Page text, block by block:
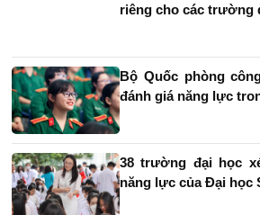
riêng cho các trường
Bộ Quốc phòng
đánh giá năng lực
38 trường đại học
năng lực của Đại học